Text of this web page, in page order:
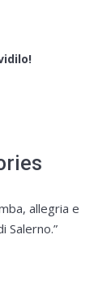
allegria e
Salerno.”